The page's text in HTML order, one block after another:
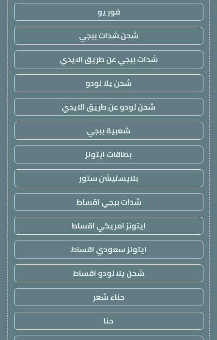
فور يو
شحن شدات ببجي
شدات ببجي عن طريق الايدي
شحن يلا لودو
شحن لودو عن طريق الايدي
شعبية ببجي
بطاقات ايتونز
بلايستيشن ستور
شدات ببجي اقساط
ايتونز امريكي اقساط
ايتونز سعودي اقساط
شحن يلا لودو اقساط
حناء شعر
حنا